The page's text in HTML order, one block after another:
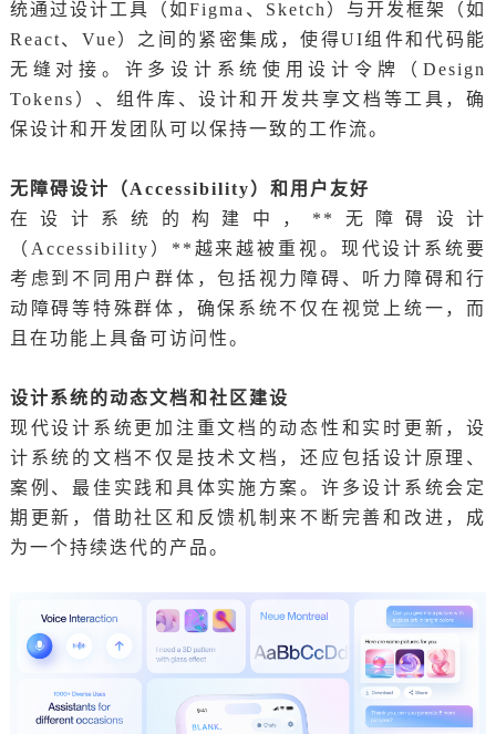
统通过设计工具（如Figma、Sketch）与开发框架（如
React、Vue）之间的紧密集成，使得UI组件和代码能
无缝对接。许多设计系统使用设计令牌（Design
Tokens）、组件库、设计和开发共享文档等工具，确
保设计和开发团队可以保持一致的工作流。
无障碍设计（Accessibility）和用户友好
在设计系统的构建中，**无障碍设计
（Accessibility）**越来越被重视。现代设计系统要
考虑到不同用户群体，包括视力障碍、听力障碍和行
动障碍等特殊群体，确保系统不仅在视觉上统一，而
且在功能上具备可访问性。
设计系统的动态文档和社区建设
现代设计系统更加注重文档的动态性和实时更新，设
计系统的文档不仅是技术文档，还应包括设计原理、
案例、最佳实践和具体实施方案。许多设计系统会定
期更新，借助社区和反馈机制来不断完善和改进，成
为一个持续迭代的产品。